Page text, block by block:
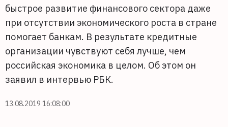
быстрое развитие финансового сектора даже
при отсутствии экономического роста в стране
помогает банкам. В результате кредитные
организации чувствуют себя лучше, чем
российская экономика в целом. Об этом он
заявил в интервью РБК.
13.08.2019 16:08:00